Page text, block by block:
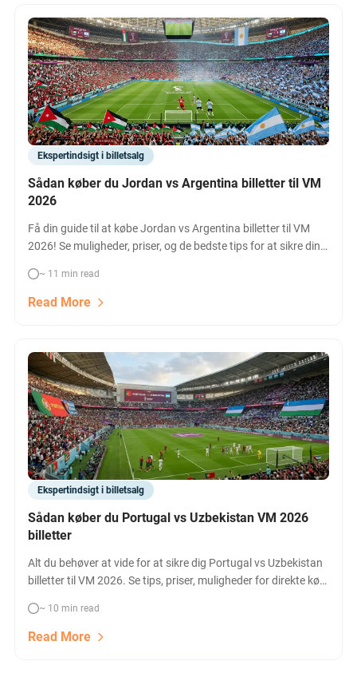
Ekspertindsigt i billetsalg
Sådan køber du Jordan vs Argentina billetter til VM
2026
Få din guide til at købe Jordan vs Argentina billetter til VM
2026! Se muligheder, priser, og de bedste tips for at sikre dine
~ 11 min read
Read More
Ekspertindsigt i billetsalg
Sådan køber du Portugal vs Uzbekistan VM 2026
billetter
Alt du behøver at vide for at sikre dig Portugal vs Uzbekistan
billetter til VM 2026. Se tips, priser, muligheder for direkte køb,
~ 10 min read
Read More